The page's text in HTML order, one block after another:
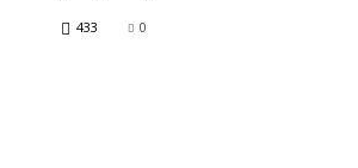
433 0